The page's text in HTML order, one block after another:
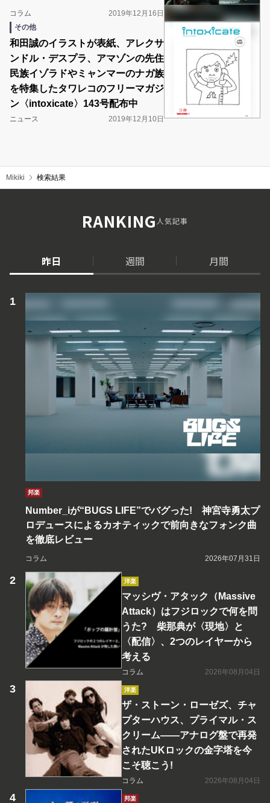
コラム
2019年12月16日
その他
和田誠のイラストが表紙、アレクサ
ンドル・デスプラ、アマゾンの先住
民族イゾラドやミャンマーのナガ族
を特集したタワレコのフリーマガジ
ン〈intoxicate〉143号配布中
ニュース 2019年12月10日
Mikiki 検索結果
RANKING人気記事
昨日 週間 月間
邦楽
Number_iが“BUGS LIFE”でバグった! 神宮寺勇太プ
ロデュースによるカオティックで前向きなフォンク曲
を徹底レビュー
コラム 2026年07月31日
洋楽
マッシヴ・アタック（Massive
Attack）はフジロックで何を問
うた? 柴那典が〈現地〉と
〈配信〉、2つのレイヤーから
考える
コラム 2026年08月04日
洋楽
ザ・ストーン・ローゼズ、チャ
プターハウス、プライマル・ス
クリーム――アナログ盤で再発
されたUKロックの金字塔を今
こそ聴こう!
コラム 2026年08月04日
邦楽